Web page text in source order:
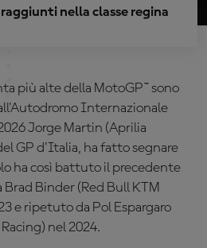
nella classe regina
più alte della MotoGP™ sono
Internazionale
Jorge Martin (Aprilia
GP d'Italia, ha fatto segnare
ha così battuto il precedente
Brad Binder (Red Bull KTM
e ripetuto da Pol Espargaro
nel 2024.